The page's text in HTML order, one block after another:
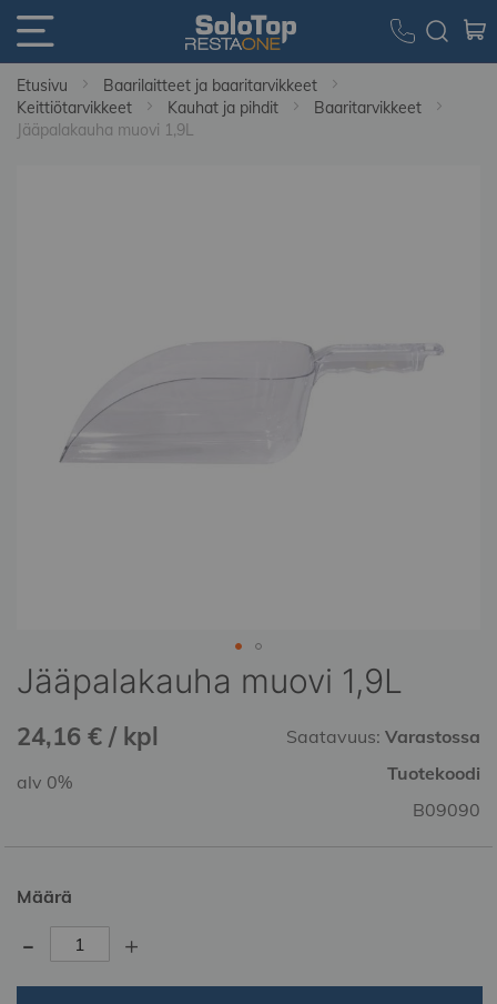
Etusivu
Baarilaitteet ja baaritarvikkeet
Keittiötarvikkeet
Kauhat ja pihdit
Baaritarvikkeet
Jääpalakauha muovi 1,9L
Jääpalakauha muovi 1,9L
24,16 € / kpl Saatavuus: Varastossa
Tuotekoodi
B09090
alv 0%
Määrä
- +
Skip
to
the
beginning
of
gallery